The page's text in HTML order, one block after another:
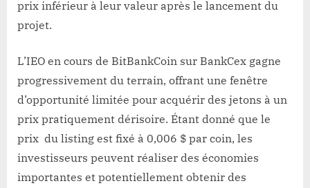
prix inférieur à leur valeur après le lancement du
projet.
L’IEO en cours de BitBankCoin sur BankCex gagne
progressivement du terrain, offrant une fenêtre
d’opportunité limitée pour acquérir des jetons à un
prix pratiquement dérisoire. Étant donné que le
prix du listing est fixé à 0,006 $ par coin, les
investisseurs peuvent réaliser des économies
importantes et potentiellement obtenir des